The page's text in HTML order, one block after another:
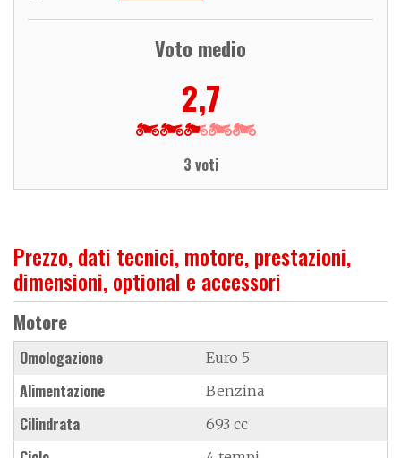
Voto medio
2,7
3 voti
Prezzo, dati tecnici, motore, prestazioni,
dimensioni, optional e accessori
Motore
Omologazione Euro 5
Alimentazione Benzina
Cilindrata 693 cc